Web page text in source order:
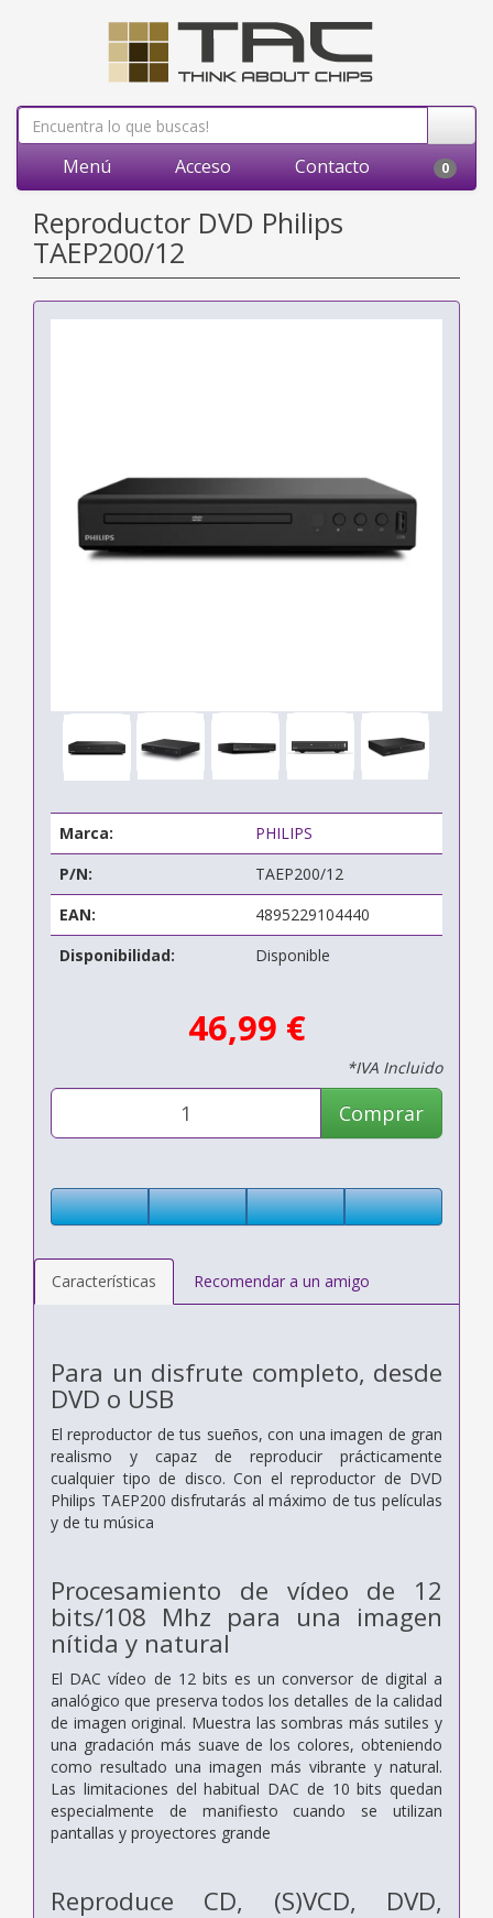
Menú Acceso Contacto 0
Reproductor DVD Philips
TAEP200/12
Marca:
PHILIPS
P/N:
TAEP200/12
EAN:
4895229104440
Disponibilidad:
Disponible
46,99 €
*IVA Incluido
Comprar
Características Recomendar a un amigo
Para un disfrute completo, desde
DVD o USB
El reproductor de tus sueños, con una imagen de gran
realismo y capaz de reproducir prácticamente
cualquier tipo de disco. Con el reproductor de DVD
Philips TAEP200 disfrutarás al máximo de tus películas
y de tu música
Procesamiento de vídeo de 12
bits/108 Mhz para una imagen
nítida y natural
El DAC vídeo de 12 bits es un conversor de digital a
analógico que preserva todos los detalles de la calidad
de imagen original. Muestra las sombras más sutiles y
una gradación más suave de los colores, obteniendo
como resultado una imagen más vibrante y natural.
Las limitaciones del habitual DAC de 10 bits quedan
especialmente de manifiesto cuando se utilizan
pantallas y proyectores grande
Reproduce CD, (S)VCD, DVD,